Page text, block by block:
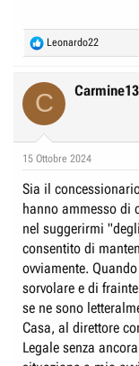
R
e
c
s
Leonardo22
C
15 Ottobre 2024
Sia il
hanno ammesso di
nel suggerirmi
consentito di
ovviamente.
sorvolare e di
se ne sono
Casa, al direttore
Legale senza